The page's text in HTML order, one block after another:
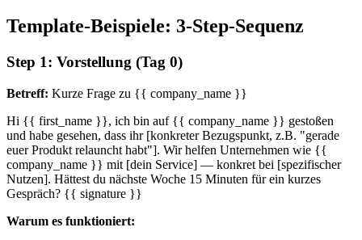
Template-Beispiele: 3-Step-Sequenz
Step 1: Vorstellung (Tag 0)
Betreff: Kurze Frage zu {{ company_name }}
Hi {{ first_name }}, ich bin auf {{ company_name }} gestoßen
und habe gesehen, dass ihr [konkreter Bezugspunkt, z.B. "gerade
euer Produkt relauncht habt"]. Wir helfen Unternehmen wie {{
company_name }} mit [dein Service] — konkret bei [spezifischer
Nutzen]. Hättest du nächste Woche 15 Minuten für ein kurzes
Gespräch? {{ signature }}
Warum es funktioniert: